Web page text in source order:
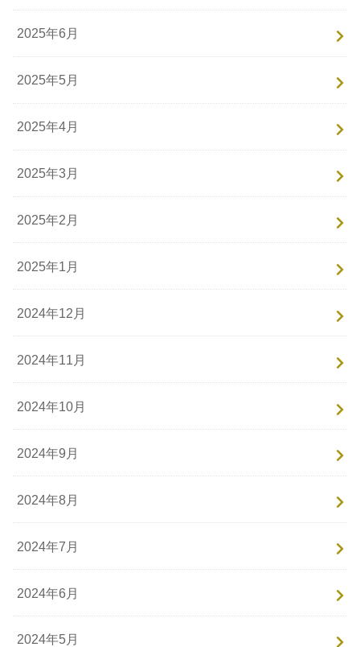
2025年6月
2025年5月
2025年4月
2025年3月
2025年2月
2025年1月
2024年12月
2024年11月
2024年10月
2024年9月
2024年8月
2024年7月
2024年6月
2024年5月